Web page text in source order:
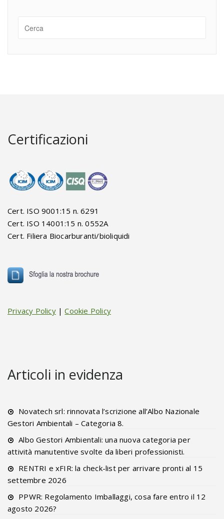
Certificazioni
Cert. ISO 9001:15 n. 6291
Cert. ISO 14001:15 n. 0552A
Cert. Filiera Biocarburanti/bioliquidi
Privacy Policy|Cookie Policy
Articoli in evidenza
Novatech srl: rinnovata l’scrizione all’Albo Nazionale
Gestori Ambientali – Categoria 8.
Albo Gestori Ambientali: una nuova categoria per
attività manutentive svolte da liberi professionisti.
RENTRI e xFIR: la check-list per arrivare pronti al 15
settembre 2026
PPWR: Regolamento Imballaggi, cosa fare entro il 12
agosto 2026?